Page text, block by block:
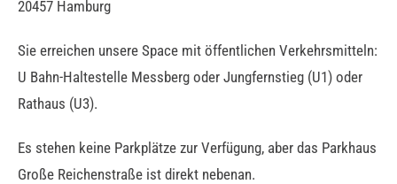
20457 Hamburg
Sie erreichen unsere Space mit öffentlichen Verkehrsmitteln:
U Bahn-Haltestelle Messberg oder Jungfernstieg (U1) oder
Rathaus (U3).
Es stehen keine Parkplätze zur Verfügung, aber das Parkhaus
Große Reichenstraße ist direkt nebenan.